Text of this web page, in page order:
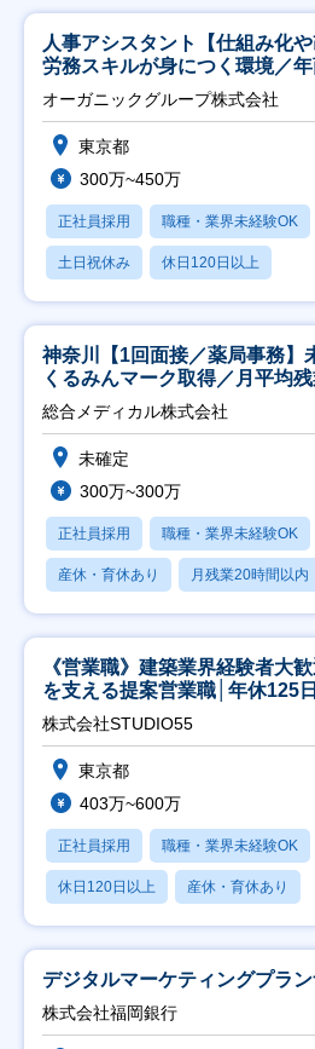
人事アシスタント【仕組み化
労務スキルが身につく環境／
会社】
オーガニックグループ株式会社
東京都
300万~450万
正社員採用 職種・業界未経験OK
土日祝休み 休日120日以上
神奈川【1回面接／薬局事務】
くるみんマーク取得／月平均
総合メディカル株式会社
未確定
300万~300万
正社員採用 職種・業界未経験OK
産休・育休あり 月残業20時間以内
《営業職》建築業界経験者大
を支える提案営業職│年休125
株式会社STUDIO55
東京都
403万~600万
正社員採用 職種・業界未経験OK
休日120日以上 産休・育休あり
デジタルマーケティングプラン
株式会社福岡銀行